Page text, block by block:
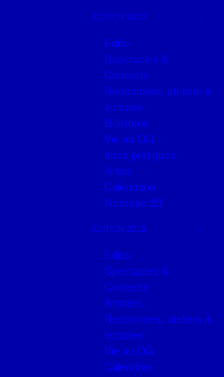
ÉDITION 2023
Edito
Spectacles &
Concerts
Rencontres, ateliers &
lectures
Billetterie
Vie au QG
Infos pratiques
Artisti
Calendario
Nomade 23
ÉDITION 2022
Edito
Spectacles &
Concerts
Artistes
Rencontres, ateliers &
lectures
Vie au QG
Calendrier